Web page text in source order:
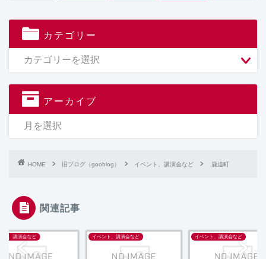
カテゴリー
アーカイブ
HOME 旧ブログ（gooblog） イベント、講演会など 鹿追町
関連記事
ト、講演会など イベント、講演会など イベント、講演会など